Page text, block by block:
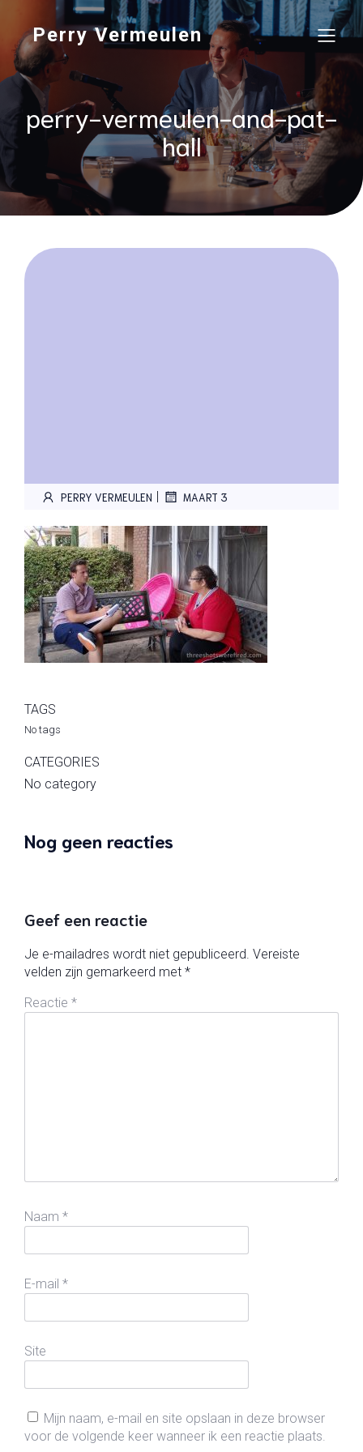
Perry Vermeulen
perry-vermeulen-and-pat-
hall
PERRY VERMEULEN | MAART 3
TAGS
No tags
CATEGORIES
No category
Nog geen reacties
Geef een reactie
Je e-mailadres wordt niet gepubliceerd. Vereiste
velden zijn gemarkeerd met *
Reactie *
Naam *
E-mail *
Site
Mijn naam, e-mail en site opslaan in deze browser
voor de volgende keer wanneer ik een reactie plaats.